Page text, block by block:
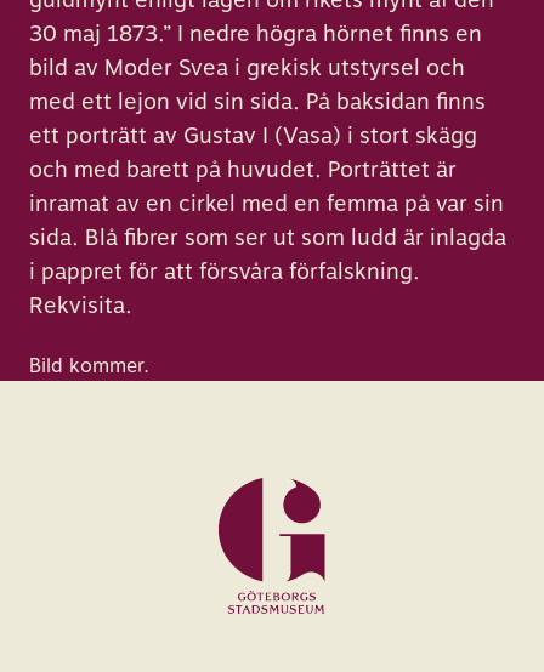
30 maj 1873.” I nedre högra hörnet finns en
bild av Moder Svea i grekisk utstyrsel och
med ett lejon vid sin sida. På baksidan finns
ett porträtt av Gustav I (Vasa) i stort skägg
och med barett på huvudet. Porträttet är
inramat av en cirkel med en femma på var sin
sida. Blå fibrer som ser ut som ludd är inlagda
i pappret för att försvåra förfalskning.
Rekvisita.
Bild kommer.